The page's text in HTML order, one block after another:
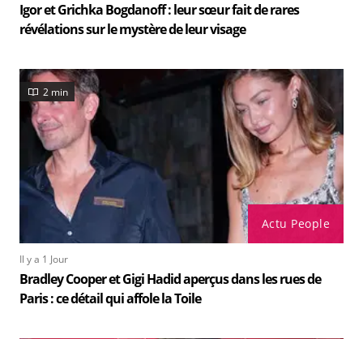
Igor et Grichka Bogdanoff : leur sœur fait de rares
révélations sur le mystère de leur visage
Actu People
2 min
Il y a 1 Jour
Bradley Cooper et Gigi Hadid aperçus dans les rues de
Paris : ce détail qui affole la Toile